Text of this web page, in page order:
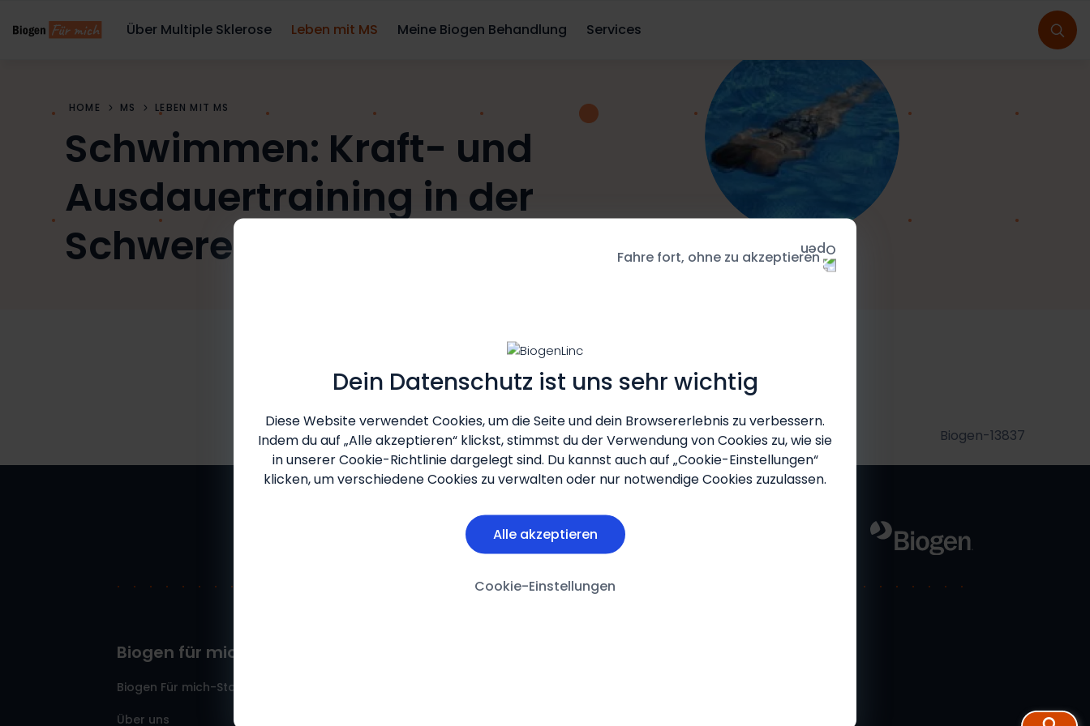
Dein Datenschutz ist uns sehr wichtig
Diese Website verwendet Cookies, um die Seite und dein Browsererlebnis zu verbessern.
Indem du auf „Alle akzeptieren“ klickst, stimmst du der Verwendung von Cookies zu, wie sie
in unserer Cookie-Richtlinie dargelegt sind. Du kannst auch auf „Cookie-Einstellungen“
klicken, um verschiedene Cookies zu verwalten oder nur notwendige Cookies zuzulassen.
Alle akzeptieren
Cookie-Einstellungen
Fahre fort, ohne zu akzeptieren
Über Multiple Sklerose Leben mit MS Meine Biogen Behandlung Services
HOME MS LEBEN MIT MS
Schwimmen: Kraft- und
Ausdauertraining in der
Schwerelosigkeit
Biogen-13837
Biogen für mich
Biogen Für mich-Startseite
Über uns